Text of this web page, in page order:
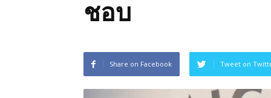
ของ
ประเทศไทย
ชอบ
Share on Facebook Tweet on